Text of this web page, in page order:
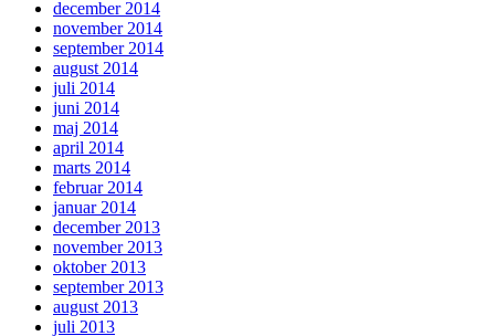
december 2014
november 2014
september 2014
august 2014
juli 2014
juni 2014
maj 2014
april 2014
marts 2014
februar 2014
januar 2014
december 2013
november 2013
oktober 2013
september 2013
august 2013
juli 2013